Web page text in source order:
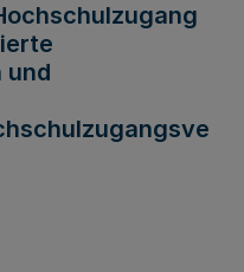
und